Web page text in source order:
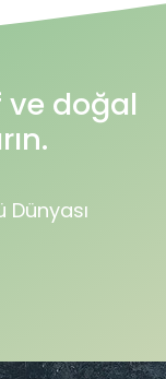
ve doğal
Dünyası